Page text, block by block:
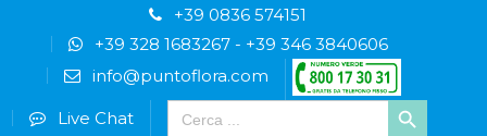
+39 0836 574151
+39 328 1683267- +39 346 3840606
info@puntoflora.com
Live Chat
Search
for: